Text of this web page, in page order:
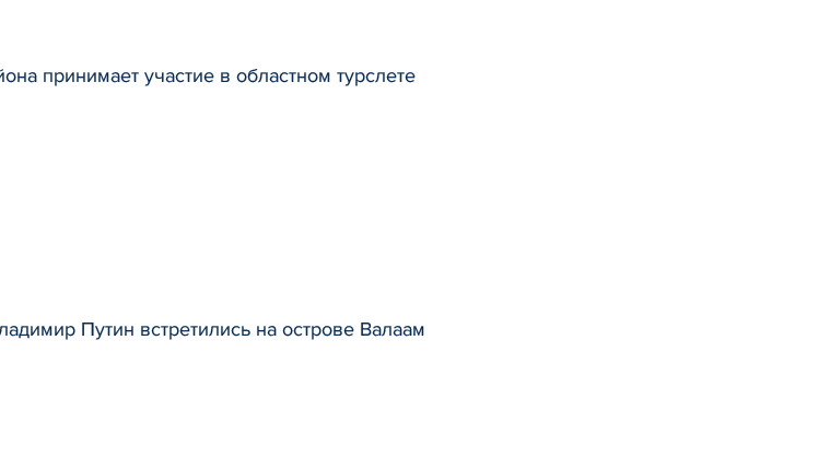
принимает участие в областном турслете
Путин встретились на острове Валаам